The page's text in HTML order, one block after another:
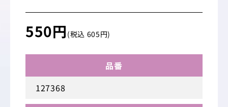
550円 (税込 605円)
品番
127368